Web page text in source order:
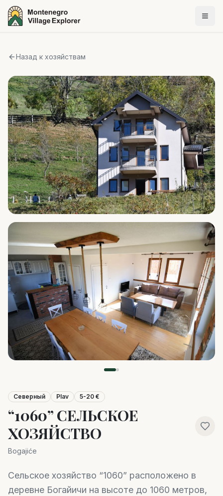
Назад к хозяйствам
Северный Plav 5-20 €
“1060” СЕЛЬСКОЕ
ХОЗЯЙСТВО
Bogajiće
Сельское хозяйство “1060” расположено в
деревне Богайичи на высоте до 1060 метров,